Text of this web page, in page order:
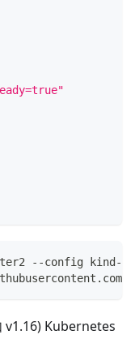
--config kind-
v1.16) Kubernetes